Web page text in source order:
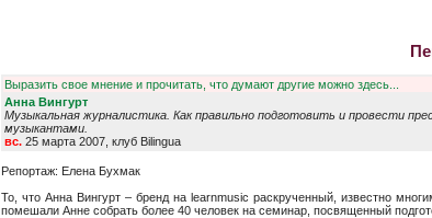
Выразить свое мнение и прочитать, что думают другие можно здесь...
Анна Вингурт
Музыкальная журналистика. Как правильно подготовить и провести
музыкантами.
вс. 25 марта 2007, клуб Bilingua
Репортаж: Елена Бухмак
То, что Анна Вингурт – бренд на learnmusic раскрученный, известно
помешали Анне собрать более 40 человек на семинар, посвященный